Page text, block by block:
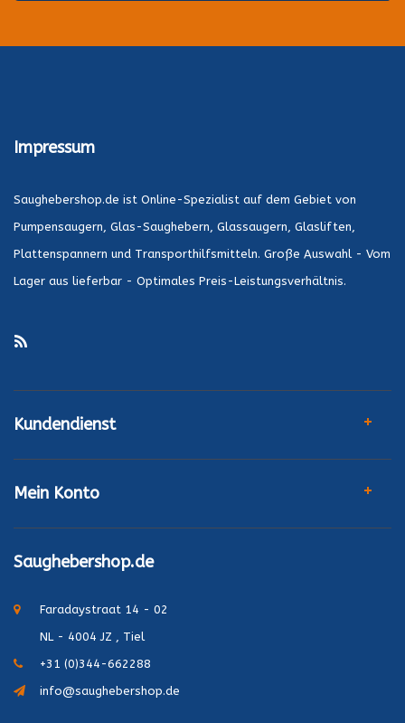
Impressum
Saughebershop.de ist Online-Spezialist auf dem Gebiet von
Pumpensaugern, Glas-Saughebern, Glassaugern, Glasliften,
Plattenspannern und Transporthilfsmitteln. Große Auswahl - Vom
Lager aus lieferbar - Optimales Preis-Leistungsverhältnis.
Kundendienst
Mein Konto
Saughebershop.de
Faradaystraat 14 - 02
NL - 4004 JZ , Tiel
+31 (0)344-662288
info@saughebershop.de